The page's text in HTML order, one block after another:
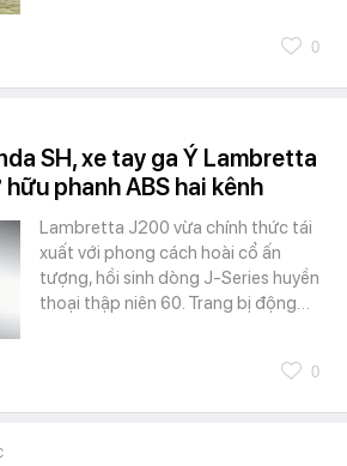
0
SH, xe tay ga Ý Lambretta
phanh ABS hai kênh
Lambretta J200 vừa chính thức tái
xuất với phong cách hoài cổ ấn
tượng, hồi sinh dòng J-Series huyền
thoại thập niên 60. Trang bị động…
0